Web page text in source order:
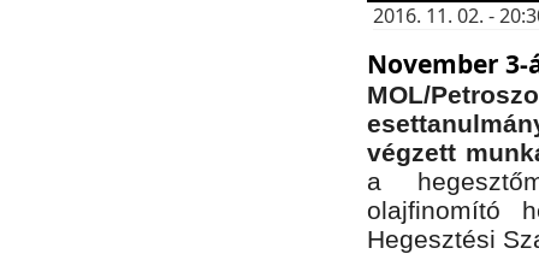
2016. 11. 02. -
November
MOL/
végzett
a
olajfinomító
Hegesztési